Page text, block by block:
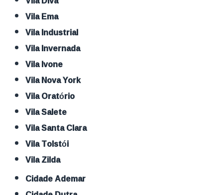
Vila Ema
Vila Industrial
Vila Invernada
Vila Ivone
Vila Nova York
Vila Oratório
Vila Salete
Vila Santa Clara
Vila Tolstói
Vila Zilda
Cidade Ademar